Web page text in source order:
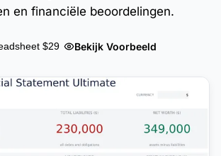
en financiële beoordelingen.
$29 Bekijk Voorbeeld